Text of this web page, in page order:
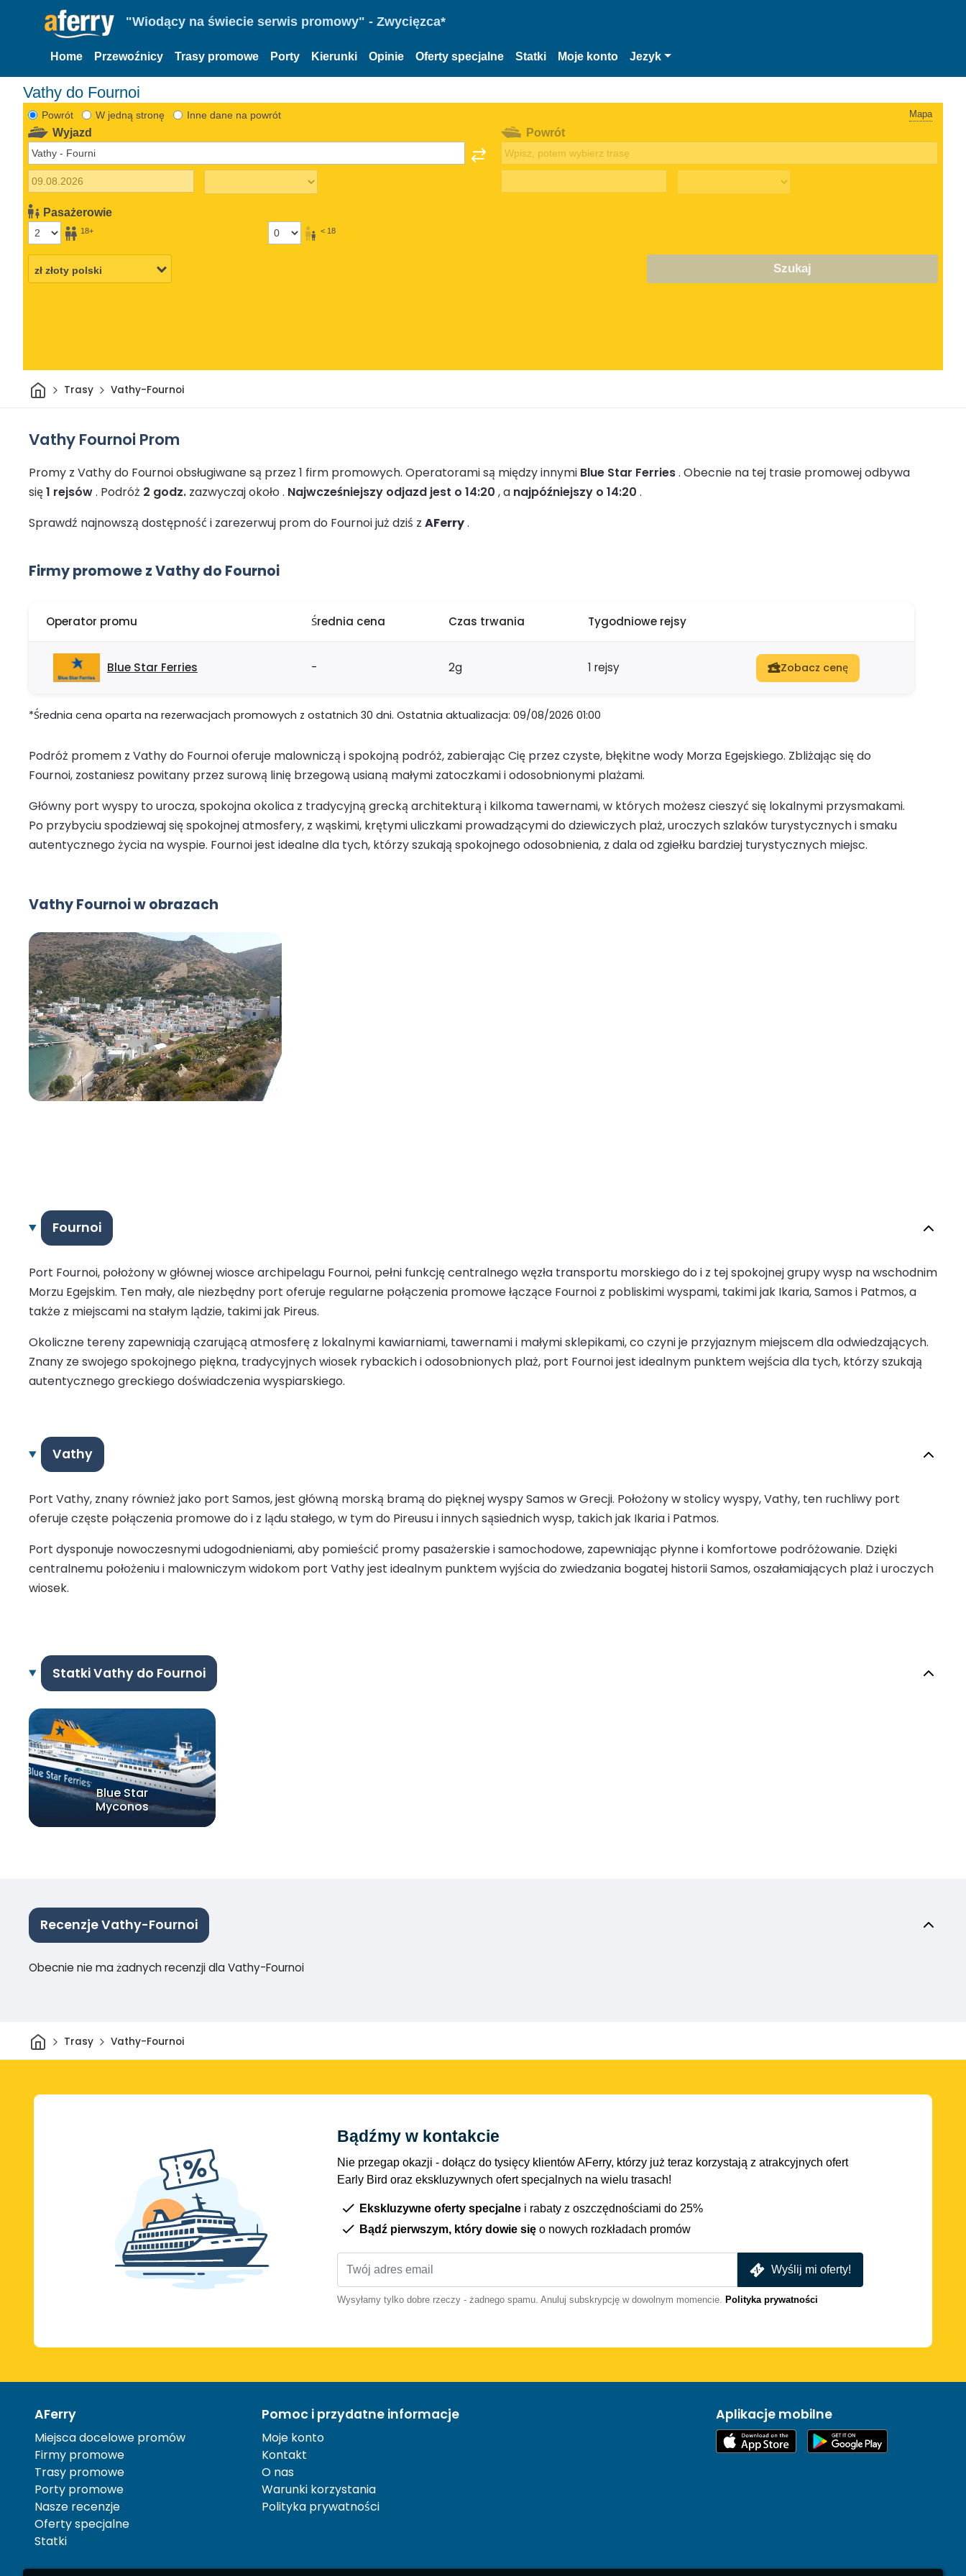
"Wiodący na świecie serwis promowy" - Zwycięzca*
Home Przewoźnicy Trasy promowe Porty Kierunki Opinie Oferty specjalne Statki Moje konto Jezyk
Vathy do Fournoi
Powrót W jedną stronę Inne dane na powrót Mapa
Wyjazd
Pasażerowie
18+ < 18
Powrót
Szukaj
DomTrasy Vathy-Fournoi
Vathy Fournoi Prom
Promy z Vathy do Fournoi obsługiwane są przez 1 firm promowych. Operatorami są między innymi Blue Star Ferries. Obecnie na tej trasie promowej odbywa
się1 rejsów. Podróż 2 godz. zazwyczaj około . Najwcześniejszy odjazd jest o 14:20 , a najpóźniejszy o 14:20 .
Sprawdź najnowszą dostępność i zarezerwuj prom do Fournoi już dziś z AFerry.
Firmy promowe z Vathy do Fournoi
Operator promu Średnia cena Czas trwania Tygodniowe rejsy
Blue Star Ferries - 2g 1 rejsy Zobacz cenę
*Średnia cena oparta na rezerwacjach promowych z ostatnich 30 dni. Ostatnia aktualizacja: 09/08/2026 01:00
Podróż promem z Vathy do Fournoi oferuje malowniczą i spokojną podróż, zabierając Cię przez czyste, błękitne wody Morza Egejskiego. Zbliżając się do
Fournoi, zostaniesz powitany przez surową linię brzegową usianą małymi zatoczkami i odosobnionymi plażami.
Główny port wyspy to urocza, spokojna okolica z tradycyjną grecką architekturą i kilkoma tawernami, w których możesz cieszyć się lokalnymi przysmakami.
Po przybyciu spodziewaj się spokojnej atmosfery, z wąskimi, krętymi uliczkami prowadzącymi do dziewiczych plaż, uroczych szlaków turystycznych i smaku
autentycznego życia na wyspie. Fournoi jest idealne dla tych, którzy szukają spokojnego odosobnienia, z dala od zgiełku bardziej turystycznych miejsc.
Vathy Fournoi w obrazach
Fournoi
Port Fournoi, położony w głównej wiosce archipelagu Fournoi, pełni funkcję centralnego węzła transportu morskiego do i z tej spokojnej grupy wysp na wschodnim
Morzu Egejskim. Ten mały, ale niezbędny port oferuje regularne połączenia promowe łączące Fournoi z pobliskimi wyspami, takimi jak Ikaria, Samos i Patmos, a
także z miejscami na stałym lądzie, takimi jak Pireus.
Okoliczne tereny zapewniają czarującą atmosferę z lokalnymi kawiarniami, tawernami i małymi sklepikami, co czyni je przyjaznym miejscem dla odwiedzających.
Znany ze swojego spokojnego piękna, tradycyjnych wiosek rybackich i odosobnionych plaż, port Fournoi jest idealnym punktem wejścia dla tych, którzy szukają
autentycznego greckiego doświadczenia wyspiarskiego.
Vathy
Port Vathy, znany również jako port Samos, jest główną morską bramą do pięknej wyspy Samos w Grecji. Położony w stolicy wyspy, Vathy, ten ruchliwy port
oferuje częste połączenia promowe do i z lądu stałego, w tym do Pireusu i innych sąsiednich wysp, takich jak Ikaria i Patmos.
Port dysponuje nowoczesnymi udogodnieniami, aby pomieścić promy pasażerskie i samochodowe, zapewniając płynne i komfortowe podróżowanie. Dzięki
centralnemu położeniu i malowniczym widokom port Vathy jest idealnym punktem wyjścia do zwiedzania bogatej historii Samos, oszałamiających plaż i uroczych
wiosek.
Statki Vathy do Fournoi
Blue Star
Myconos
Recenzje Vathy-Fournoi
Obecnie nie ma żadnych recenzji dla Vathy-Fournoi
DomTrasy Vathy-Fournoi
Bądźmy w kontakcie
Nie przegap okazji - dołącz do tysięcy klientów AFerry, którzy już teraz korzystają z atrakcyjnych ofert
Early Bird oraz ekskluzywnych ofert specjalnych na wielu trasach!
Ekskluzywne oferty specjalne i rabaty z oszczędnościami do 25%
Bądź pierwszym, który dowie się o nowych rozkładach promów
Wyślij mi oferty!
Wysyłamy tylko dobre rzeczy - żadnego spamu. Anuluj subskrypcję w dowolnym momencie. Polityka prywatności
AFerry
Miejsca docelowe promów
Firmy promowe
Trasy promowe
Porty promowe
Nasze recenzje
Oferty specjalne
Statki
Pomoc i przydatne informacje
Moje konto
Kontakt
O nas
Warunki korzystania
Polityka prywatności
Aplikacje mobilne